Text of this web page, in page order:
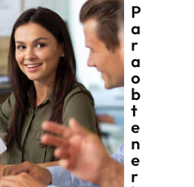
P
a
r
a
o
b
t
e
n
e
r